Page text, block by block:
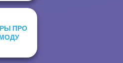
ПРО